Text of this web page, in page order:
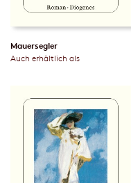
Mauersegler
Auch erhältlich als